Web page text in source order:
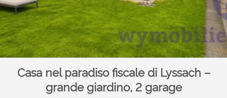
Casa nel paradiso fiscale di Lyssach –
grande giardino, 2 garage